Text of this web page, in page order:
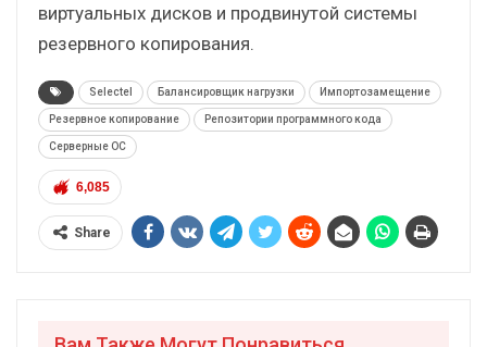
виртуальных дисков и продвинутой системы
резервного копирования.
Selectel Балансировщик нагрузки Импортозамещение
Резервное копирование Репозитории программного кода
Серверные ОС
6,085
Share